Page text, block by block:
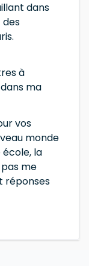
dans
à
ma
vos
monde
école, la
me
réponses